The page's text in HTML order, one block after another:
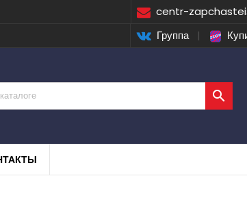
centr-
Группа |
